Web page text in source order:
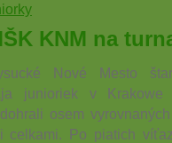
KNM na
Nové Mesto
junioriek v
osem
celkami. Po piatich